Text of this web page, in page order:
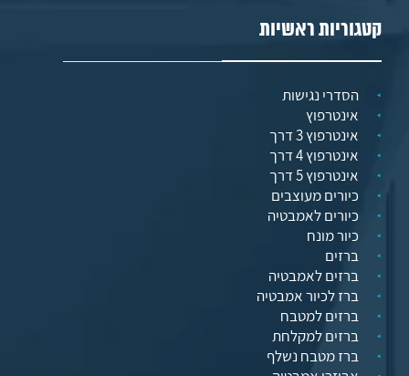
קטגוריות ראשיות
הסדרי נגישות
אינטרפוץ
אינטרפוץ 3 דרך
אינטרפוץ 4 דרך
אינטרפוץ 5 דרך
כיורים מעוצבים
כיורים לאמבטיה
כיור מונח
ברזים
ברזים לאמבטיה
ברז לכיור אמבטיה
ברזים למטבח
ברזים למקלחת
ברז מטבח נשלף